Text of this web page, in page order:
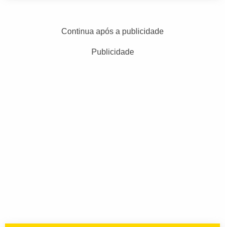
Continua após a publicidade
Publicidade